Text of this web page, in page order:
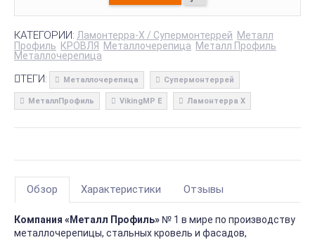
КАТЕГОРИИ: Ламонтерра-X / Супермонтеррей Металл
Профиль КРОВЛЯ Металлочерепица Металл Профиль
Металлочерепица
ТЕГИ: Металлочерепица Супермонтеррей
МеталлПрофиль VikingMP E Ламонтерра X
Обзор Характеристики Отзывы
Компания «Металл Профиль» № 1 в мире по производству
металлочерепицы, стальных кровель и фасадов,